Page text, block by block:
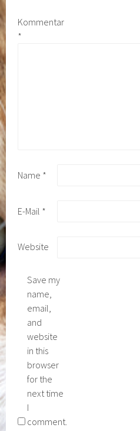
Kommentar
*
Name *
E-Mail *
Website
Save my
name,
email,
and
website
in this
browser
for the
next time
I
comment.